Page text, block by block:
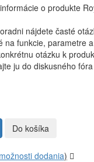
o produkte
nájdete časté
na funkcie, parametre
otázku k
ju do diskusného
Do košíka
možnosti dodania)